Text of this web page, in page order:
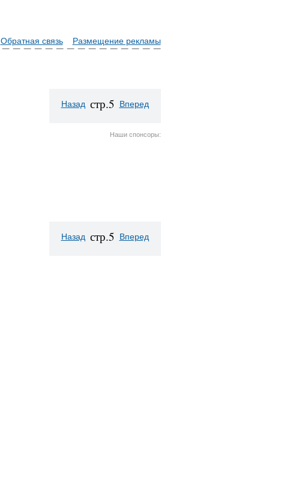
Обратная связь Размещение рекламы
Назад стр.5 Вперед
Наши спонсоры:
Назад стр.5 Вперед